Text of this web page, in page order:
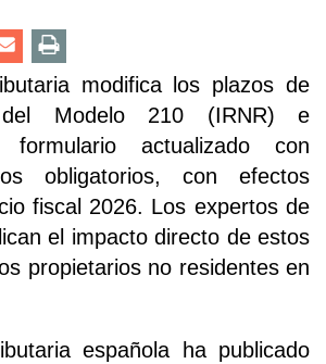
modifica los plazos de
del Modelo 210 (IRNR) e
actualizado con
obligatorios, con efectos
fiscal 2026. Los expertos de
el impacto directo de estos
propietarios no residentes en
española ha publicado